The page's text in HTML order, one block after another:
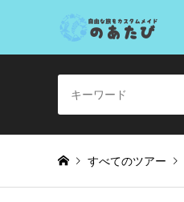
すべてのツアー